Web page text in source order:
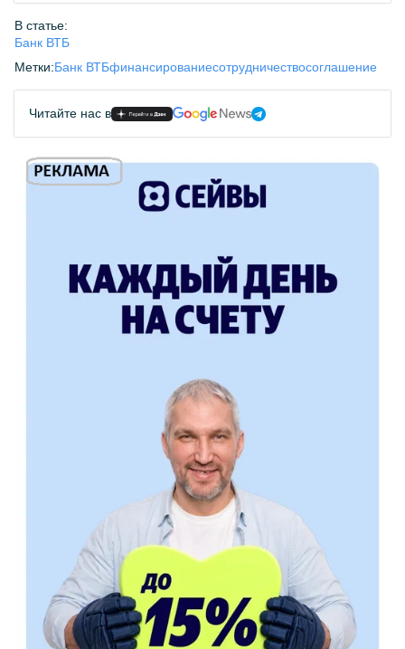
В статье:
Банк ВТБ
Метки:Банк ВТБфинансированиесотрудничествосоглашение
Читайте нас в